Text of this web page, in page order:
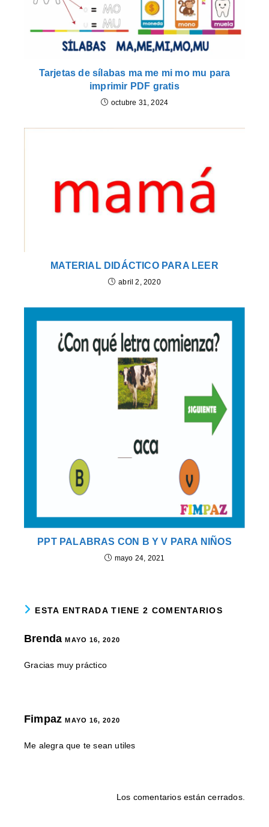
Tarjetas de sílabas ma me mi mo mu para
imprimir PDF gratis
octubre 31, 2024
MATERIAL DIDÁCTICO PARA LEER
abril 2, 2020
PPT PALABRAS CON B Y V PARA NIÑOS
mayo 24, 2021
ESTA ENTRADA TIENE 2 COMENTARIOS
BrendaMAYO 16, 2020
Gracias muy práctico
FimpazMAYO 16, 2020
Me alegra que te sean utiles
Los comentarios están cerrados.